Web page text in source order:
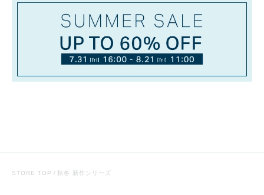
STORE TOP 秋冬 新作シリーズ